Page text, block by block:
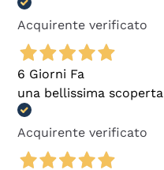
Acquirente verificato
6 Giorni Fa
una bellissima scoperta
Acquirente verificato